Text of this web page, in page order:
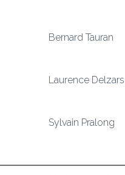
Bernard Tauran
Laurence Delzars
Sylvain Pralong